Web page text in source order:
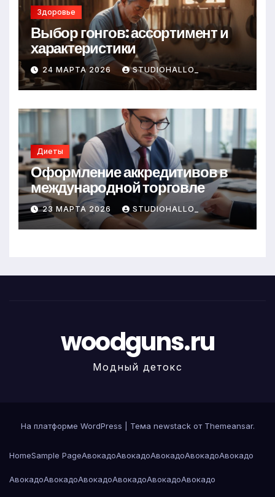
Здоровье
Выбор гонгов: ассортимент и
характеристики
24 МАРТА 2026 STUDIOHALLO_
Диеты
Оформление аккредитивов в
международной торговле
23 МАРТА 2026 STUDIOHALLO_
woodguns.ru
Модный детокс
На платформе WordPress Тема newstack от Themeansar.
HomeSample PageАвокадоАвокадоАвокадоАвокадоАвокадо
АвокадоАвокадоАвокадоАвокадоАвокадоАвокадо